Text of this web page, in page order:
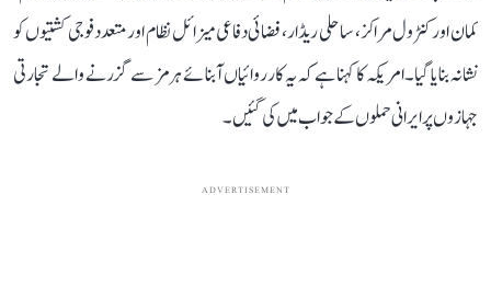
کمان اور کنٹرول مراکز، ساحلی ریڈار، فضائی دفاعی میزائل نظام اور متعدد فوجی کشتیوں کو
نشانہ بنایا گیا۔ امریکہ کا کہنا ہے کہ یہ کارروائیاں آبنائے ہرمز سے گزرنے والے تجارتی
جہازوں پر ایرانی حملوں کے جواب میں کی گئیں۔
ADVERTISEMENT